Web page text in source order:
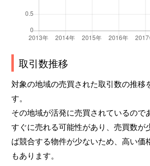
取引数推移
対象の地域の売買された取引数の推移
す。
その地域が活発に売買されているので
すぐに売れる可能性があり、売買数が
ば競合する物件が少ないため、高い価
もあります。